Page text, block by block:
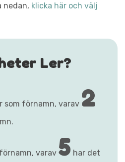
nedan, klicka här och välj
Ler?
som förnamn, varav 2
varav 5 har det